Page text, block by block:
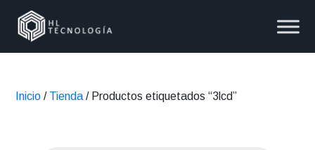
Inicio / Tienda / Productos etiquetados “3lcd”